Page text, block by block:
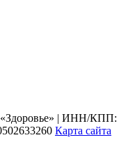
| ИНН/КПП:
Карта сайта